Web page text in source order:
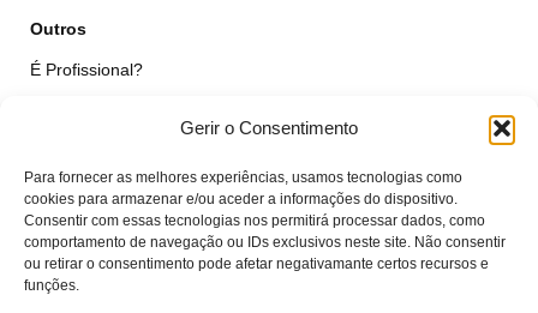
Gerir o Consentimento
Para fornecer as melhores experiências, usamos tecnologias como
cookies para armazenar e/ou aceder a informações do dispositivo.
Consentir com essas tecnologias nos permitirá processar dados, como
comportamento de navegação ou IDs exclusivos neste site. Não consentir
ou retirar o consentimento pode afetar negativamante certos recursos e
funções.
Outros
É Profissional?
Qualidade das Peças
Minha Conta